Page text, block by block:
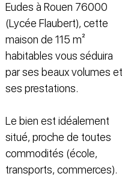
Eudes à Rouen 76000
(Lycée Flaubert), cette
maison de 115 m²
habitables vous séduira
par ses beaux volumes et
ses prestations.
Le bien est idéalement
situé, proche de toutes
commodités (école,
transports, commerces).